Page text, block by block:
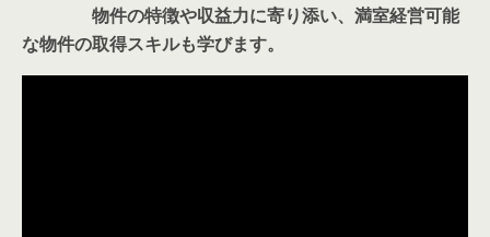
物件の特徴や収益力に寄り添い、満室経営可能
な物件の取得スキルも学びます。